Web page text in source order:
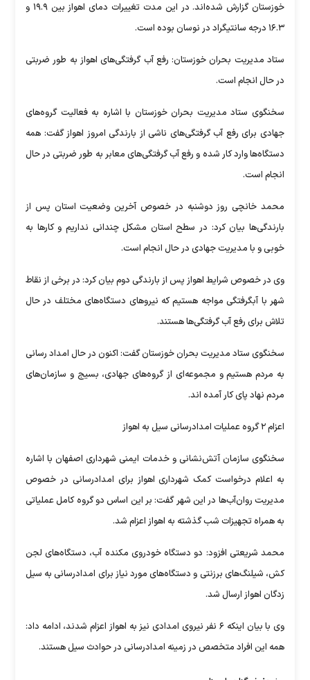
خوزستان گزارش شده‌اند. در این مدت تغییرات دمای اهواز بین ۱۹.۹ و
۱۶.۳ درجه سانتیگراد در نوسان بوده است.
ستاد مدیریت بحران خوزستان: رفع آب گرفتگی‌های اهواز به طور ضربتی
در حال انجام است.
سخنگوی ستاد مدیریت بحران خوزستان با اشاره به فعالیت گروه‌های
جهادی برای رفع آب گرفتگی‌های ناشی از بارندگی امروز اهواز گفت: همه
دستگاه‌ها وارد کار شده و رفع آب گرفتگی‌های معابر به طور ضربتی در حال
انجام است.
محمد خانچی روز دوشنبه در خصوص آخرین وضعیت استان پس از
بارندگی‌ها بیان کرد: در سطح استان مشکل چندانی نداریم و کار‌ها به
خوبی و با مدیریت جهادی در حال انجام است.
وی در خصوص شرایط اهواز پس از بارندگی دوم بیان کرد: در برخی از نقاط
شهر با آبگرفتگی مواجه هستیم که نیرو‌های دستگاه‌های مختلف در حال
تلاش برای رفع آب گرفتگی‌ها هستند.
سخنگوی ستاد مدیریت بحران خوزستان گفت: اکنون در حال امداد رسانی
به مردم هستیم و مجموعه‌ای از گروه‌های جهادی، بسیج و سازمان‌های
مردم نهاد پای کار آمده اند.
اعزام ۲ گروه عملیات امدادرسانی سیل به اهواز
سخنگوی سازمان آتش‌نشانی و خدمات ایمنی شهرداری اصفهان با اشاره
به اعلام درخواست کمک شهرداری اهواز برای امدادرسانی در خصوص
مدیریت روان‌آب‌ها در این شهر گفت: بر این اساس دو گروه کامل عملیاتی
به همراه تجهیزات شب گذشته به اهواز اعزام شد.
محمد شریعتی افزود: دو دستگاه خودروی مکنده آب، دستگاه‌های لجن
کش، شیلنگ‌های برزنتی و دستگاه‌های مورد نیاز برای امدادرسانی به سیل
زدگان اهواز ارسال شد.
وی با بیان اینکه ۶ نفر نیروی امدادی نیز به اهواز اعزام شدند، ادامه داد:
همه این افراد متخصص در زمینه امدادرسانی در حوادث سیل هستند.